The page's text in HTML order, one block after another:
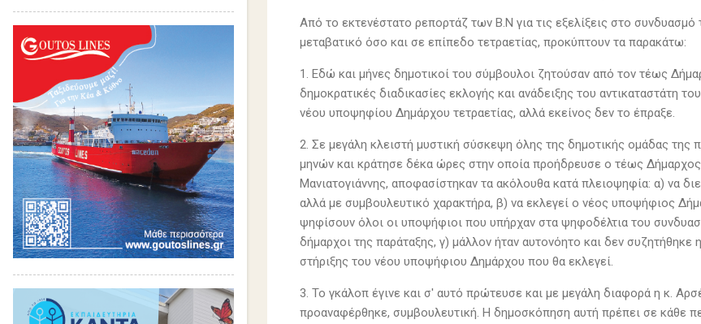
Από το εκτενέστατο ρεπορτάζ των Β.Ν για τις εξελίξεις στο
μεταβατικό όσο και σε επίπεδο τετραετίας, προκύπτουν τα παρακάτω:
1. Εδώ και μήνες δημοτικοί του σύμβουλοι ζητούσαν από τον τέως
δημοκρατικές διαδικασίες εκλογής και ανάδειξης του αντικαταστάτη
νέου υποψηφίου Δημάρχου τετραετίας, αλλά εκείνος δεν το έπραξε.
2. Σε μεγάλη κλειστή μυστική σύσκεψη όλης της δημοτικής ομάδας
μηνών και κράτησε δέκα ώρες στην οποία προήδρευσε ο τέως
Μανιατογιάννης, αποφασίστηκαν τα ακόλουθα κατά πλειοψηφία: α) να
αλλά με συμβουλευτικό χαρακτήρα, β) να εκλεγεί ο νέος υποψήφιος
ψηφίσουν όλοι οι υποψήφιοι που υπήρχαν στα ψηφοδέλτια του
δήμαρχοι της παράταξης, γ) μάλλον ήταν αυτονόητο και δεν
στήριξης του νέου υποψήφιου Δημάρχου που θα εκλεγεί.
3. Το γκάλοπ έγινε και σ' αυτό πρώτευσε και με μεγάλη διαφορά η κ.
προαναφέρθηκε, συμβουλευτική. Η δημοσκόπηση αυτή πρέπει σε κάθε